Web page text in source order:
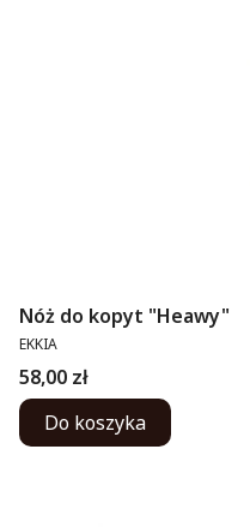
Nóż do kopyt "Heawy"
PRODUCENT
EKKIA
Cena
58,00 zł
Do koszyka